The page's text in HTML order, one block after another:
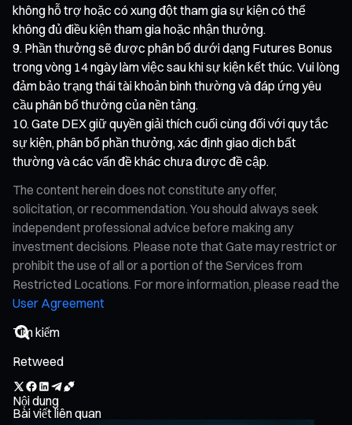
không hỗ trợ hoặc có xung đột tham gia sự kiện có thể
không đủ điều kiện tham gia hoặc nhận thưởng.
Phần thưởng sẽ được phân bổ dưới dạng Futures Bonus
trong vòng 14 ngày làm việc sau khi sự kiện kết thúc. Vui lòng
đảm bảo trạng thái tài khoản bình thường và đáp ứng yêu
cầu phân bổ thưởng của nền tảng.
Gate DEX giữ quyền giải thích cuối cùng đối với quy tắc
sự kiện, phân bổ phần thưởng, xác định giao dịch bất
thường và các vấn đề khác chưa được đề cập.
The content herein does not constitute any offer,
solicitation, or recommendation. You should always seek
independent professional advice before making any
investment decisions. Please note that Gate may restrict or
prohibit the use of all or a portion of the Services from
Restricted Locations. For more information, please read the
User Agreement
Retweed
Nội dung
Bài viết liên quan